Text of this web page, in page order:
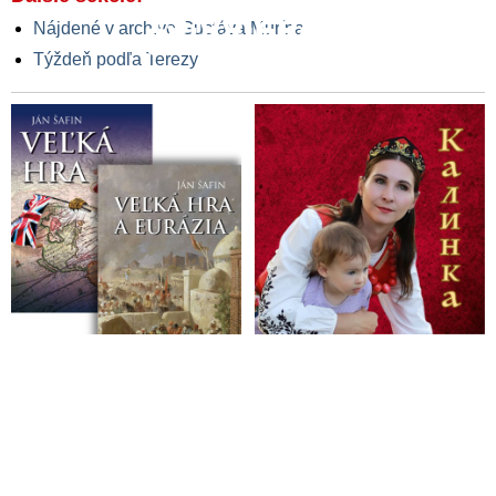
13.06.2025
06.06.2025
Nájdené v archíve Gustáva Murína
Týždeň podľa Terezy